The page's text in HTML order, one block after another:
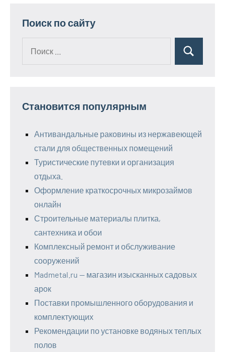
Поиск по сайту
Поиск
Становится популярным
Антивандальные раковины из нержавеющей
стали для общественных помещений
Туристические путевки и организация
отдыха.
Оформление краткосрочных микрозаймов
онлайн
Строительные материалы плитка,
сантехника и обои
Комплексный ремонт и обслуживание
сооружений
Madmetal.ru — магазин изысканных садовых
арок
Поставки промышленного оборудования и
комплектующих
Рекомендации по установке водяных теплых
полов